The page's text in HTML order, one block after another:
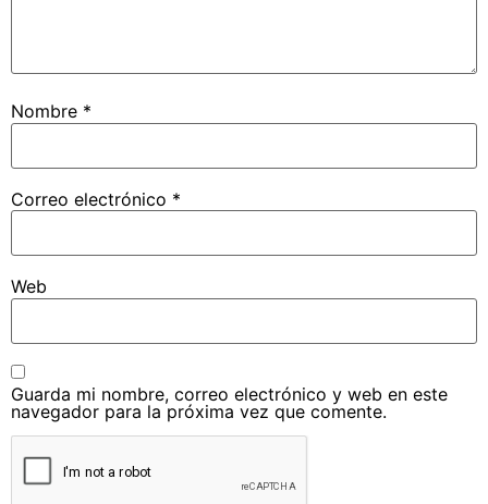
Nombre *
Correo electrónico *
Web
Guarda mi nombre, correo electrónico y web en este
navegador para la próxima vez que comente.